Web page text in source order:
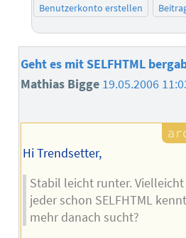
Benutzerkonto erstellen
Geht es mit SELFHTML
Mathias Bigge 19.05.2006
Hi Trendsetter,
Stabil leicht runter.
jeder schon SELFHTML
mehr danach sucht?